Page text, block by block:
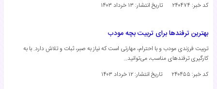
کد خبر: ۲۴۰۴۷۴
تاریخ انتشار: ۱۳ خرداد ۱۴۰۳
بهترین ترفندها برای تربیت بچه مودب
​تربیت فرزندی مودب و با احترام، مهارتی است که نیاز به صبر، ثبات و تلاش دارد. با به
کارگیری ترفندهای مناسب، می‌توانید…
کد خبر: ۲۴۰۴۵۵
تاریخ انتشار: ۱۲ خرداد ۱۴۰۳